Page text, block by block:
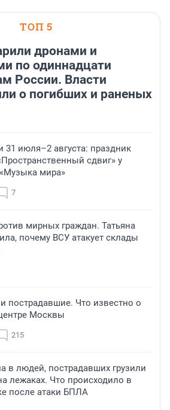
ТОП 5
дронами и
по одиннадцати
России. Власти
о погибших и раненых
31 июля–2 августа: праздник
сдвиг» у
мира»
7
мирных граждан. Татьяна
почему ВСУ атакует склады
пострадавшие. Что известно о
Москвы
215
в людей, пострадавших грузили
лежаках. Что происходило в
после атаки БПЛА